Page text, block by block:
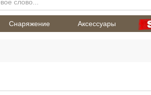
Снаряжение Аксессуары